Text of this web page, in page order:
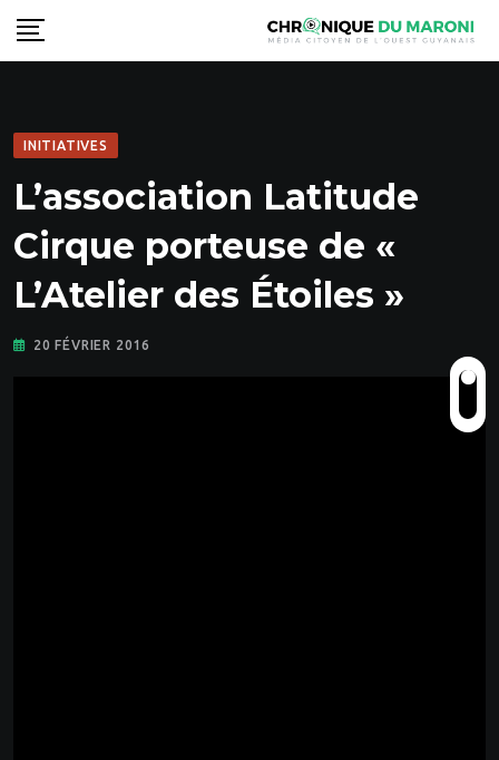
Skip
to
INITIATIVES
L’association Latitude
Cirque porteuse de «
L’Atelier des Étoiles »
20 FÉVRIER 2016